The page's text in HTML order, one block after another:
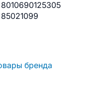
8010690125305
85021099
бренда